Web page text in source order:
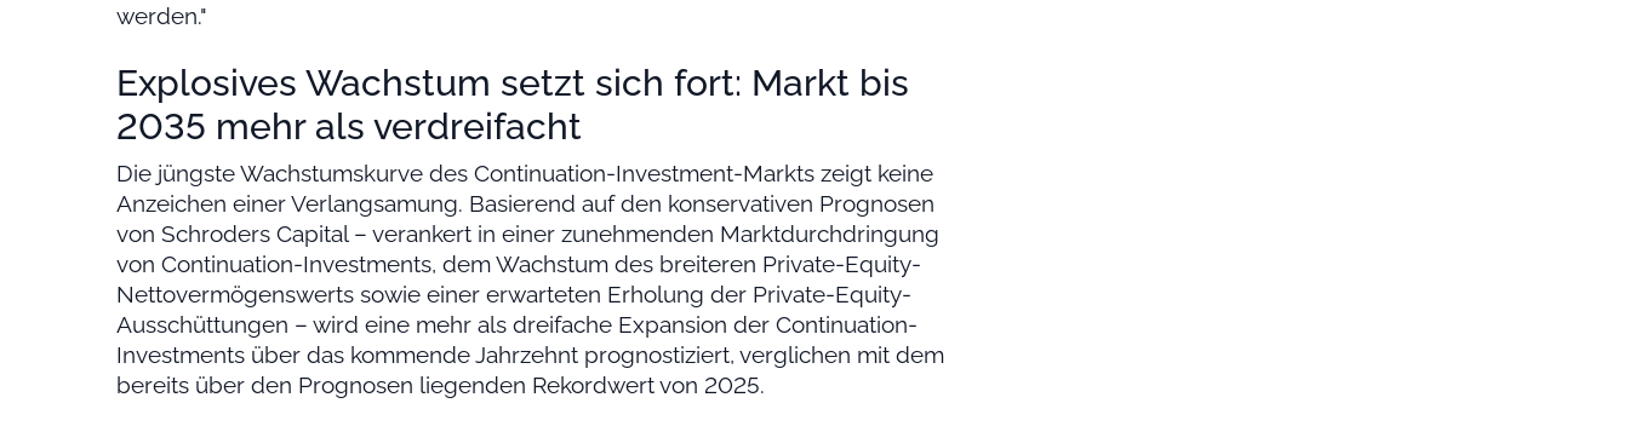
werden."
Explosives Wachstum setzt sich fort: Markt bis
2035 mehr als verdreifacht
Die jüngste Wachstumskurve des Continuation-Investment-Markts zeigt keine
Anzeichen einer Verlangsamung. Basierend auf den konservativen Prognosen
von Schroders Capital – verankert in einer zunehmenden Marktdurchdringung
von Continuation-Investments, dem Wachstum des breiteren Private-Equity-
Nettovermögenswerts sowie einer erwarteten Erholung der Private-Equity-
Ausschüttungen – wird eine mehr als dreifache Expansion der Continuation-
Investments über das kommende Jahrzehnt prognostiziert, verglichen mit dem
bereits über den Prognosen liegenden Rekordwert von 2025.